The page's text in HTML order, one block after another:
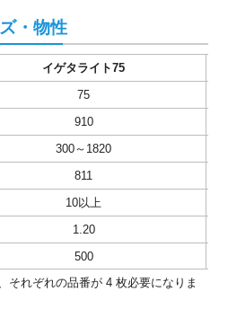
・物性
イゲタライト75
75
910
300～1820
811
10以上
1.20
500
それぞれの品番が 4 枚必要になりま